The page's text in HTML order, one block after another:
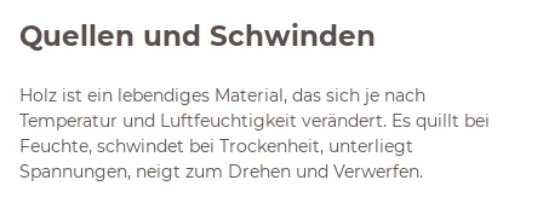
Quellen und Schwinden
Holz ist ein lebendiges Material, das sich je nach
Temperatur und Luftfeuchtigkeit verändert. Es quillt bei
Feuchte, schwindet bei Trockenheit, unterliegt
Spannungen, neigt zum Drehen und Verwerfen.